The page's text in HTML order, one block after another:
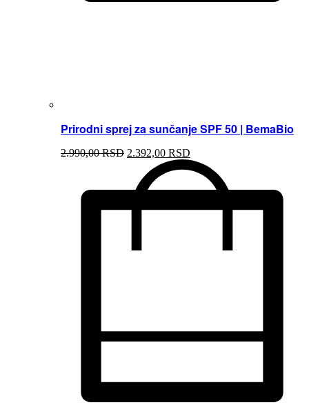
Prirodni sprej za sunčanje SPF 50 | BemaBio
2.990,00RSD 2.392,00 RSD